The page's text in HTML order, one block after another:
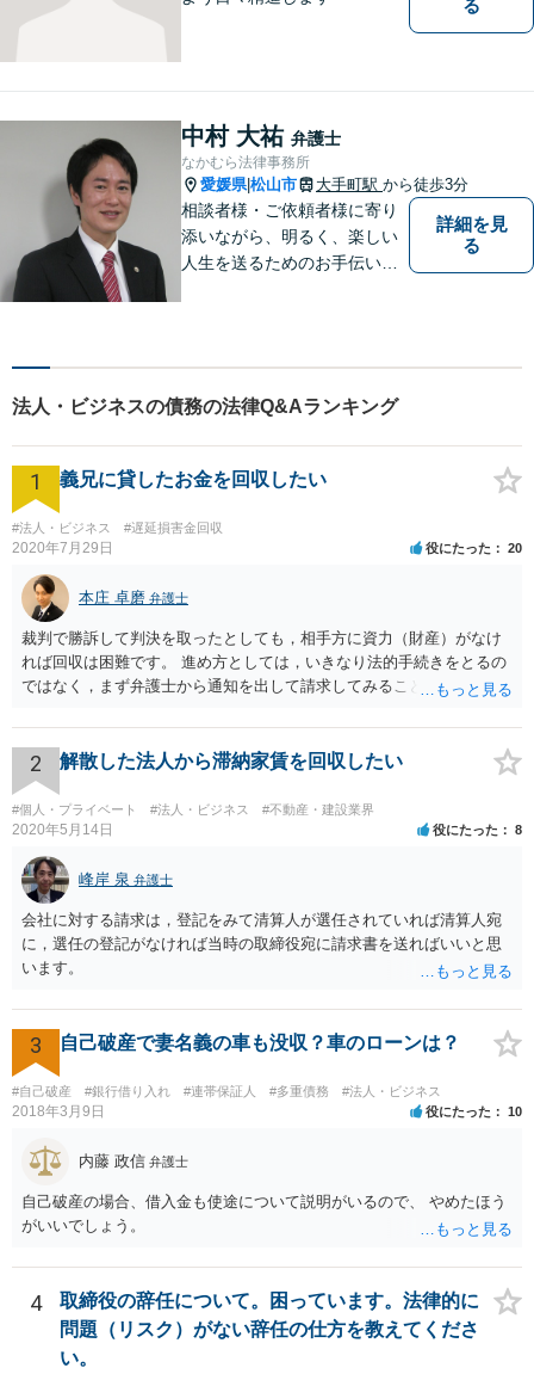
る
中村 大祐 弁護士
なかむら法律事務所
愛媛県|松山市 大手町駅 から徒歩3分
相談者様・ご依頼者様に寄り
添いながら、明るく、楽しい
人生を送るためのお手伝いを
詳細を見
る
法人・ビジネスの債務の法律Q&Aランキング
1 義兄に貸したお金を回収したい
#法人・ビジネス #遅延損害金回収
2020年7月29日 役にたった 20
本庄 卓磨 弁護士
裁判で勝訴して判決を取ったとしても，相手方に資力（財産）がなけ
れば回収は困難です。 進め方としては，いきなり法的手続きをとるの
ではなく，まず弁護士から通知を出して請求してみることを検討すべ
2 解散した法人から滞納家賃を回収したい
#個人・プライベート #法人・ビジネス #不動産・建設業界
2020年5月14日 役にたった 8
峰岸 泉 弁護士
会社に対する請求は，登記をみて清算人が選任されていれば清算人宛
に，選任の登記がなければ当時の取締役宛に請求書を送ればいいと思
います。
3 自己破産で妻名義の車も没収？車のローンは？
#自己破産 #銀行借り入れ #連帯保証人 #多重債務 #法人・ビジネス
2018年3月9日 役にたった 10
内藤 政信 弁護士
自己破産の場合、借入金も使途について説明がいるので、 やめたほう
がいいでしょう。
4
取締役の辞任について。困っています。法律的に
問題（リスク）がない辞任の仕方を教えてくださ
い。